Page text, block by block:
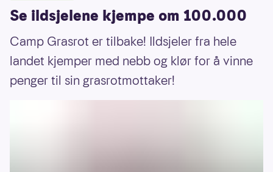
Se ildsjelene kjempe om 100.000
Camp Grasrot er tilbake! Ildsjeler fra hele
landet kjemper med nebb og klør for å vinne
penger til sin grasrotmottaker!